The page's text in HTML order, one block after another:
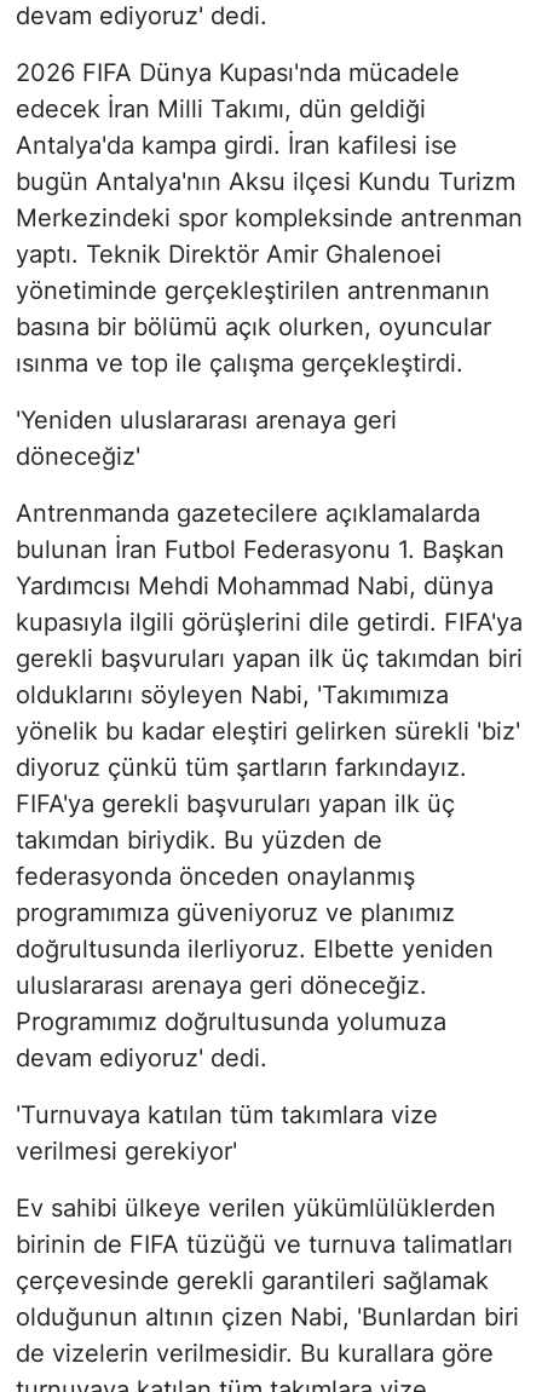
devam ediyoruz' dedi.
2026 FIFA Dünya Kupası'nda mücadele
edecek İran Milli Takımı, dün geldiği
Antalya'da kampa girdi. İran kafilesi ise
bugün Antalya'nın Aksu ilçesi Kundu Turizm
Merkezindeki spor kompleksinde antrenman
yaptı. Teknik Direktör Amir Ghalenoei
yönetiminde gerçekleştirilen antrenmanın
basına bir bölümü açık olurken, oyuncular
ısınma ve top ile çalışma gerçekleştirdi.
'Yeniden uluslararası arenaya geri
döneceğiz'
Antrenmanda gazetecilere açıklamalarda
bulunan İran Futbol Federasyonu 1. Başkan
Yardımcısı Mehdi Mohammad Nabi, dünya
kupasıyla ilgili görüşlerini dile getirdi. FIFA'ya
gerekli başvuruları yapan ilk üç takımdan biri
olduklarını söyleyen Nabi, 'Takımımıza
yönelik bu kadar eleştiri gelirken sürekli 'biz'
diyoruz çünkü tüm şartların farkındayız.
FIFA'ya gerekli başvuruları yapan ilk üç
takımdan biriydik. Bu yüzden de
federasyonda önceden onaylanmış
programımıza güveniyoruz ve planımız
doğrultusunda ilerliyoruz. Elbette yeniden
uluslararası arenaya geri döneceğiz.
Programımız doğrultusunda yolumuza
devam ediyoruz' dedi.
'Turnuvaya katılan tüm takımlara vize
verilmesi gerekiyor'
Ev sahibi ülkeye verilen yükümlülüklerden
birinin de FIFA tüzüğü ve turnuva talimatları
çerçevesinde gerekli garantileri sağlamak
olduğunun altının çizen Nabi, 'Bunlardan biri
de vizelerin verilmesidir. Bu kurallara göre